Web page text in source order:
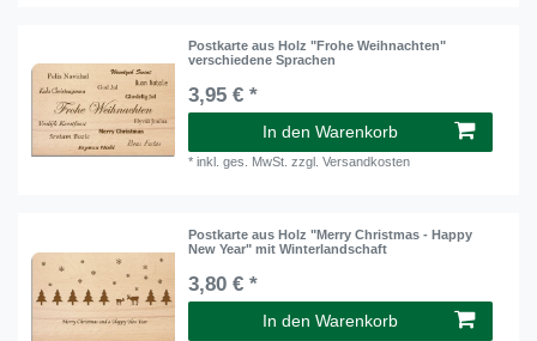
Postkarte aus Holz "Frohe Weihnachten"
verschiedene Sprachen
3,95 € *
In den Warenkorb
*inkl. ges. MwSt. zzgl.Versandkosten
Postkarte aus Holz "Merry Christmas - Happy
New Year" mit Winterlandschaft
3,80 € *
In den Warenkorb